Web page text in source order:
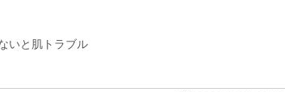
いと肌トラブル